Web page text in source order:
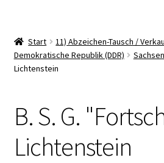
Start 11) Abzeichen-Tausch /
Demokratische Republik (DDR)
Sachsen
Lichtenstein
B. S. G.
Lichtenstein